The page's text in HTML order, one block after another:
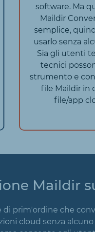
software. Ma
Maildir
semplice,
usarlo senza
Sia gli utenti
tecnici
strumento e
file Maildir in
file/app
Maildir
prim'ordine che
cloud senza